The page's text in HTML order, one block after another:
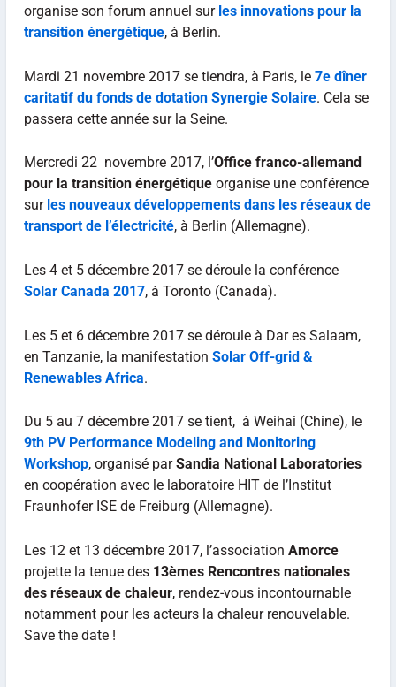
organise son forum annuel sur les innovations pour la
transition énergétique, à Berlin.
Mardi 21 novembre 2017 se tiendra, à Paris, le 7e dîner
caritatif du fonds de dotation Synergie Solaire. Cela se
passera cette année sur la Seine.
Mercredi 22 novembre 2017, l’Office franco-allemand
pour la transition énergétiqueorganise une conférence
surles nouveaux développements dans les réseaux de
transport de l’électricité, à Berlin (Allemagne).
Les 4 et 5 décembre 2017 se déroule la conférence
Solar Canada 2017, à Toronto (Canada).
Les 5 et 6 décembre 2017 se déroule à Dar es Salaam,
en Tanzanie, la manifestation Solar Off-grid &
Renewables Africa.
Du 5 au 7 décembre 2017 se tient, à Weihai (Chine), le
9th PV Performance Modeling and Monitoring
Workshop, organisé parSandia National Laboratories
en coopération avec le laboratoire HIT de l’Institut
Fraunhofer ISE de Freiburg (Allemagne).
Les 12 et 13 décembre 2017, l’association Amorce
projette la tenue des 13èmes Rencontres nationales
des réseaux de chaleur, rendez-vous incontournable
notamment pour les acteurs la chaleur renouvelable.
Save the date !